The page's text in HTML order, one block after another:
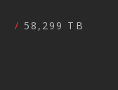
58,299 TB